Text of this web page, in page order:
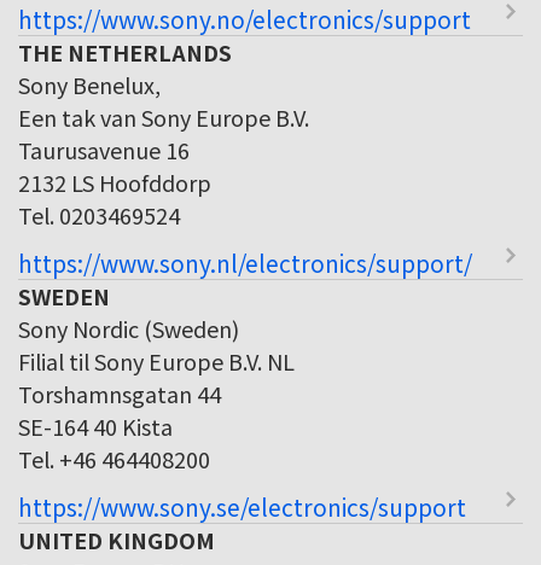
https://www.sony.no/electronics/support
THE NETHERLANDS
Sony Benelux,
Een tak van Sony Europe B.V.
Taurusavenue 16
2132 LS Hoofddorp
Tel. 0203469524
https://www.sony.nl/electronics/support/
SWEDEN
Sony Nordic (Sweden)
Filial til Sony Europe B.V. NL
Torshamnsgatan 44
SE-164 40 Kista
Tel. +46 464408200
https://www.sony.se/electronics/support
UNITED KINGDOM